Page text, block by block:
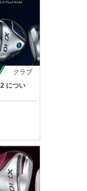
クラブ
につい